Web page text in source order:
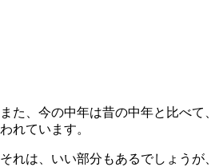
また、今の中年は昔の中年と比べて
われています。
それは、いい部分もあるでしょうが